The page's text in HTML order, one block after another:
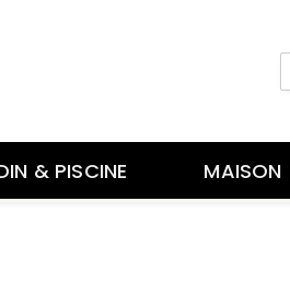
& PISCINE MAISON